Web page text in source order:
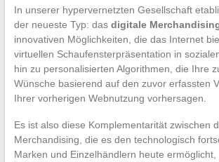
In unserer hypervernetzten Gesellschaft
der neueste Typ: das digitale
innovativen Möglichkeiten, die das Internet
virtuellen Schaufensterpräsentation in
hin zu personalisierten Algorithmen, die Ihre
Wünsche basierend auf den zuvor erfassten
Ihrer vorherigen Webnutzung vorhersagen.
Es ist also diese Komplementarität zwischen
Merchandising, die es den technologisch
Marken und Einzelhändlern heute